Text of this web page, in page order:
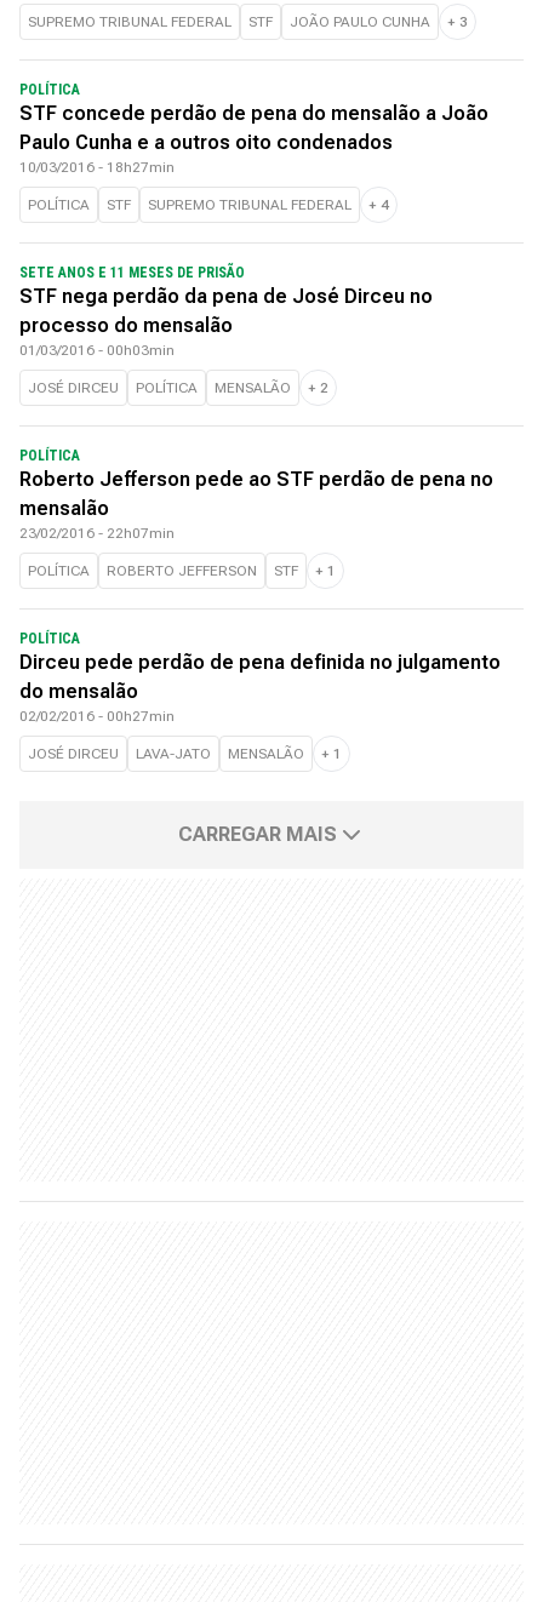
SUPREMO TRIBUNAL FEDERAL STF JOÃO PAULO CUNHA + 3
POLÍTICA
STF concede perdão de pena do mensalão a João
Paulo Cunha e a outros oito condenados
10/03/2016 - 18h27min
POLÍTICA STF SUPREMO TRIBUNAL FEDERAL + 4
SETE ANOS E 11 MESES DE PRISÃO
STF nega perdão da pena de José Dirceu no
processo do mensalão
01/03/2016 - 00h03min
JOSÉ DIRCEU POLÍTICA MENSALÃO + 2
POLÍTICA
Roberto Jefferson pede ao STF perdão de pena no
mensalão
23/02/2016 - 22h07min
POLÍTICA ROBERTO JEFFERSON STF + 1
POLÍTICA
Dirceu pede perdão de pena definida no julgamento
do mensalão
02/02/2016 - 00h27min
JOSÉ DIRCEU LAVA-JATO MENSALÃO + 1
CARREGAR MAIS